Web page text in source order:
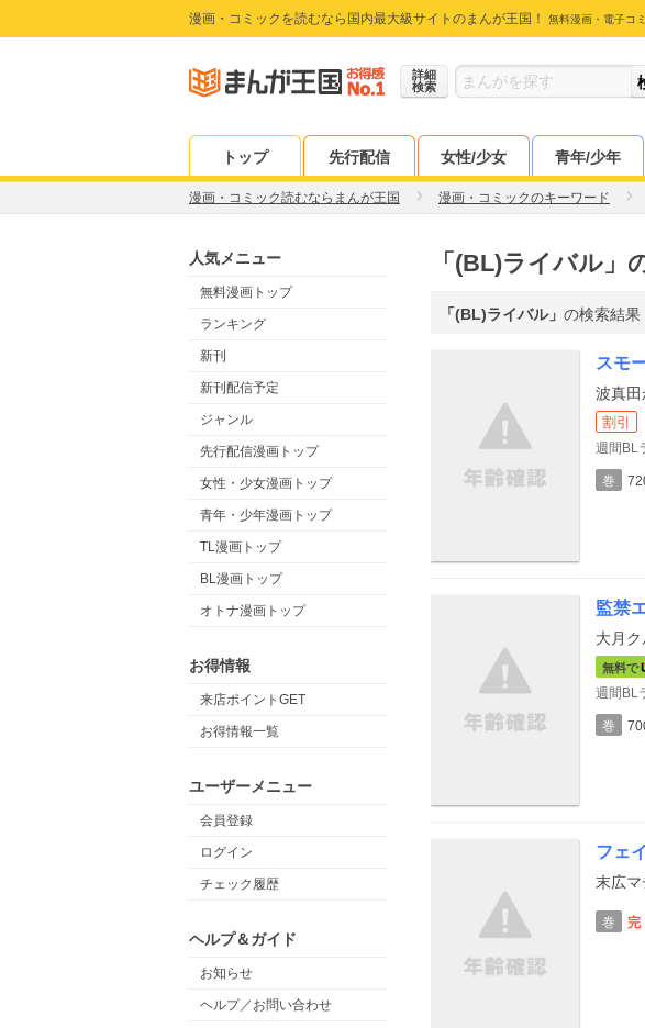
漫画・コミックを読むなら国内最大級サイトのまんが王国！ 無料漫画・電子コ
詳細
検索
トップ 先行配信 女性/少女 青年/少年
漫画・コミック読むならまんが王国 漫画・コミックのキーワード
人気メニュー
無料漫画トップ
ランキング
新刊
新刊配信予定
ジャンル
先行配信漫画トップ
女性・少女漫画トップ
青年・少年漫画トップ
TL漫画トップ
BL漫画トップ
オトナ漫画トップ
お得情報
来店ポイントGET
お得情報一覧
ユーザーメニュー
会員登録
ログイン
チェック履歴
ヘルプ＆ガイド
お知らせ
ヘルプ／お問い合わせ
「(BL)ライバル」
「(BL)ライバル」 の検索結果
スモ
波真田
割引
週間BL
巻
監禁
大月ク
無料で
週間BL
巻
フェ
末広マ
巻 完